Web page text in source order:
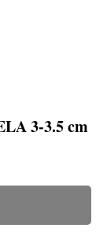
3-3.5 cm